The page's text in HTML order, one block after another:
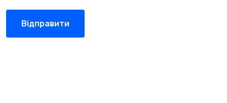
Відправити